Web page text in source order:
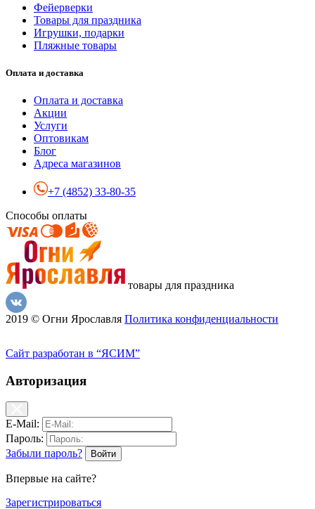
Фейерверки
Товары для праздника
Игрушки, подарки
Пляжные товары
Оплата и доставка
Оплата и доставка
Акции
Услуги
Оптовикам
Блог
Адреса магазинов
+7 (4852) 33-80-35
Способы оплаты
товары для праздника
2019 © Огни Ярославля Политика конфиденциальности
Сайт разработан в “ЯСИМ”
Авторизация
E-Mail:
Пароль:
Забыли пароль?
Впервые на сайте?
Зарегистрироваться